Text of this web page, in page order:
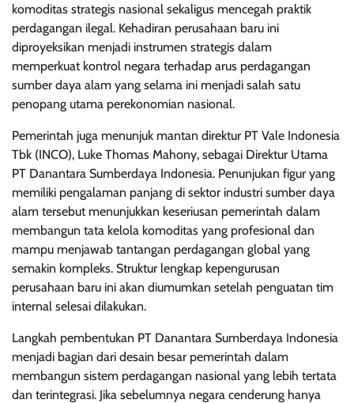
komoditas strategis nasional sekaligus mencegah praktik
perdagangan ilegal. Kehadiran perusahaan baru ini
diproyeksikan menjadi instrumen strategis dalam
memperkuat kontrol negara terhadap arus perdagangan
sumber daya alam yang selama ini menjadi salah satu
penopang utama perekonomian nasional.
Pemerintah juga menunjuk mantan direktur PT Vale Indonesia
Tbk (INCO), Luke Thomas Mahony, sebagai Direktur Utama
PT Danantara Sumberdaya Indonesia. Penunjukan figur yang
memiliki pengalaman panjang di sektor industri sumber daya
alam tersebut menunjukkan keseriusan pemerintah dalam
membangun tata kelola komoditas yang profesional dan
mampu menjawab tantangan perdagangan global yang
semakin kompleks. Struktur lengkap kepengurusan
perusahaan baru ini akan diumumkan setelah penguatan tim
internal selesai dilakukan.
Langkah pembentukan PT Danantara Sumberdaya Indonesia
menjadi bagian dari desain besar pemerintah dalam
membangun sistem perdagangan nasional yang lebih tertata
dan terintegrasi. Jika sebelumnya negara cenderung hanya